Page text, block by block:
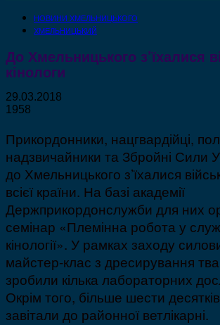
НОВИНИ ХМЕЛЬНИЦЬКОГО
ХМЕЛЬНИЦЬКИЙ
До Хмельницького з’їхалися
кінологи
29.03.2018
1958
Прикордонники, нацгвардійці,
надзвичайники та Збройні Сили
до Хмельницького з’їхалися
всієї країни. На базі академії
Держприкордонслужби для них
семінар «Племінна робота у
кінології». У рамках заходу
майстер-клас з дресирування
зробили кілька лабораторних
Окрім того, більше шести
завітали до районної ветлікарні.